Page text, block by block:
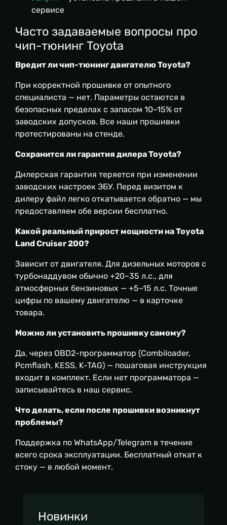
сервисе
Часто задаваемые вопросы про
чип-тюнинг Toyota
Вредит ли чип-тюнинг двигателю Toyota?
При корректной прошивке от опытного
специалиста — нет. Параметры остаются в
безопасных пределах с запасом 10–15% от
заводских допусков. Все наши прошивки
протестированы на стенде.
Сохранится ли гарантия дилера Toyota?
Дилерская гарантия теряется при изменении
заводских настроек ЭБУ. Перед визитом к
дилеру файл легко откатывается обратно — мы
предоставляем обе версии бесплатно.
Какой реальный прирост мощности на Toyota
Land Cruiser 200?
Зависит от двигателя. Для дизельных моторов с
турбонаддувом обычно +20–35 л.с., для
атмосферных бензиновых — +5–15 л.с. Точные
цифры по вашему двигателю — в карточке
товара.
Можно ли установить прошивку самому?
Да, через OBD2-программатор (Combiloader,
Pcmflash, KESS, K-TAG) — пошаговая инструкция
входит в комплект. Если нет программатора —
записывайтесь в наш сервис.
Что делать, если после прошивки возникнут
проблемы?
Поддержка по WhatsApp/Telegram в течение
всего срока эксплуатации. Бесплатный откат к
стоку — в любой момент.
Новинки